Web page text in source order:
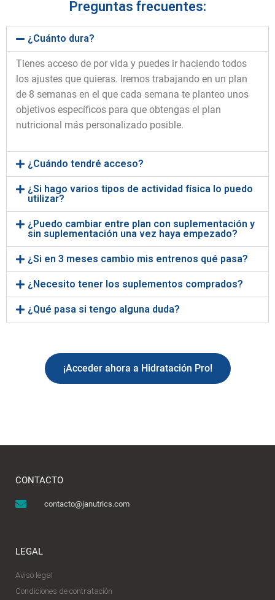
Preguntas frecuentes:
¿Cuánto dura?
Tienes acceso de por vida y puedes ir haciendo todos
los ajustes que quieras. Iremos trabajando en un plan
de 8 semanas en el que cada semana te planteo unos
objetivos específicos para que obtengas el plan
nutricional más personalizado posible.
¿Cuándo tendré acceso?
¿Si hago varios tipos de actividad física lo puedo
utilizar?
¿Puedo cambiar entre plan con suplementación y
sin suplementación una vez haya empezado?
¿Si en 3 meses cambio mis entrenos qué pasa?
¿Necesito tener los suplementos comprados?
¿Qué pasa si tengo alguna duda?
¡Acceder ahora a Hidratación Pro!
CONTACTO
contacto@janutrics.com
LEGAL
Aviso legal
Condiciones de contratación